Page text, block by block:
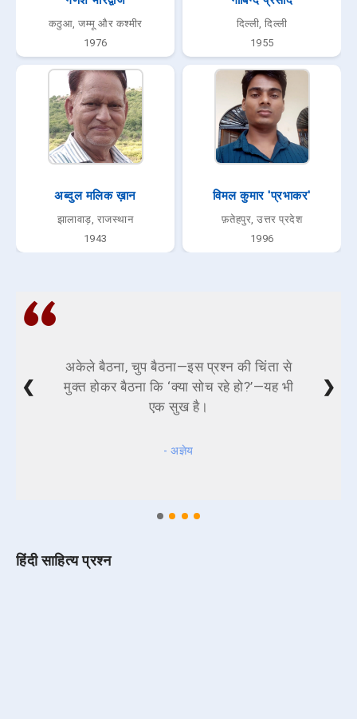
कठुआ, जम्मू और कश्मीर
1976
दिल्ली, दिल्ली
1955
अब्दुल मलिक ख़ान
झालावाड़, राजस्थान
1943
विमल कुमार 'प्रभाकर'
फ़तेहपुर, उत्तर प्रदेश
1996
अकेले बैठना, चुप बैठना—इस प्रश्न की चिंता से
मुक्त होकर बैठना कि ‘क्या सोच रहे हो?’—यह भी
एक सुख है।
- अज्ञेय
❮ ❯
हिंदी साहित्य प्रश्न